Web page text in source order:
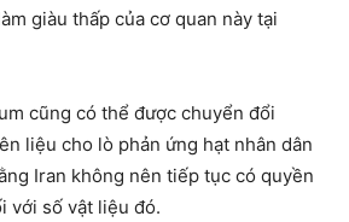
giàu thấp của cơ quan này tại
cũng có thể được chuyển đổi
liệu cho lò phản ứng hạt nhân dân
Iran không nên tiếp tục có quyền
với số vật liệu đó.